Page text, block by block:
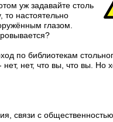
уж задавайте столь
настоятельно
глазом.
по библиотекам
нет, что вы, что вы. Но
связи с